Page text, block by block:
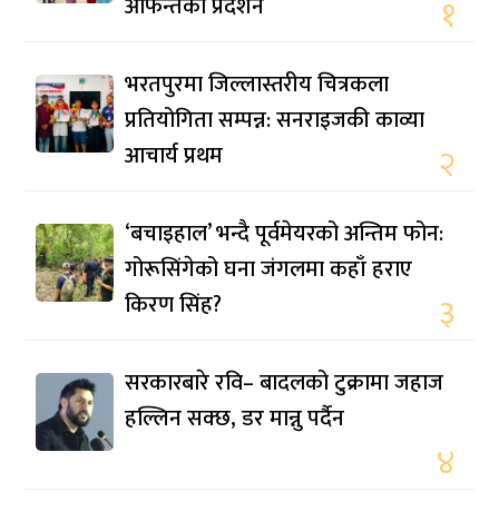
१
भरतपुरमा जिल्लास्तरीय चित्रकला
प्रतियोगिता सम्पन्न: सनराइजकी काव्या
आचार्य प्रथम
२
‘बचाइहाल’ भन्दै पूर्वमेयरको अन्तिम फोन:
गोरूसिंगेको घना जंगलमा कहाँ हराए
किरण सिंह?
३
सरकारबारे रवि– बादलको टुक्रामा जहाज
हल्लिन सक्छ, डर मान्नु पर्दैन
४